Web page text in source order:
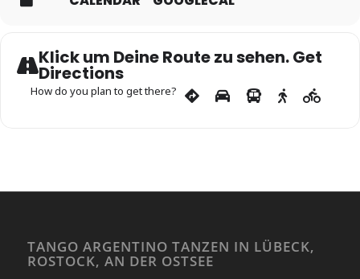
Klick um Deine Route zu sehen. Get
Directions
How do you plan to get there?
TANGO ARGENTINO TANZEN IN LÜBECK,
ROSTOCK, AN DER OSTSEE